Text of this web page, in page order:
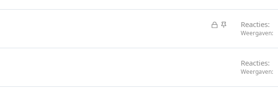
o
e
k
G
e
S
Reacties
Weergaven
Reacties
Weergaven